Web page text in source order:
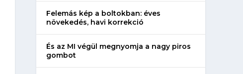
Felemás kép a boltokban: éves
növekedés, havi korrekció
És az MI végül megnyomja a nagy piros
gombot